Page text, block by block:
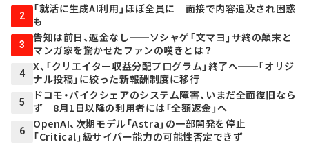
2
「就活に生成AI利用」ほぼ全員に 面接で内容追及され困惑
も
3
告知は前日、返金なし──ソシャゲ「文マヨ」サ終の顛末と
マンガ家を驚かせたファンの嘆きとは？
4
X、「クリエイター収益分配プログラム」終了へ──「オリジ
ナル投稿」に絞った新報酬制度に移行
5
ドコモ・バイクシェアのシステム障害、いまだ全面復旧なら
ず 8月1日以降の利用者には「全額返金」へ
6
OpenAI、次期モデル「Astra」の一部開発を停止
「Critical」級サイバー能力の可能性否定できず